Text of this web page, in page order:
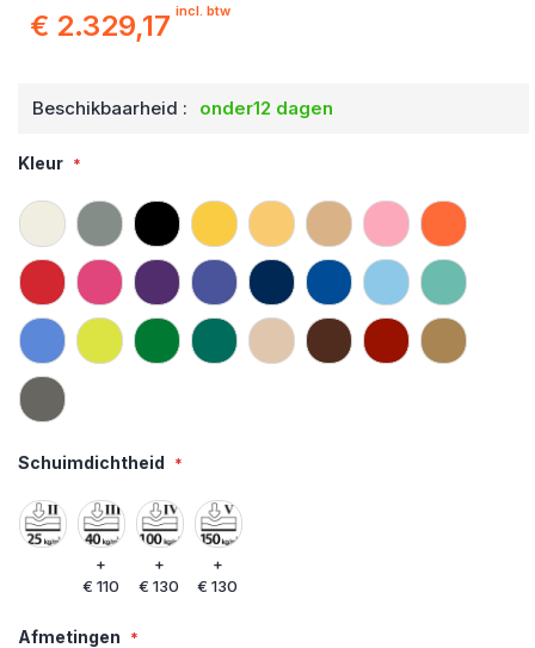
€ 2.329,17 incl. btw
Beschikbaarheid : onder12 dagen
Kleur
Schuimdichtheid
+
€ 110
+
€ 130
+
€ 130
Afmetingen